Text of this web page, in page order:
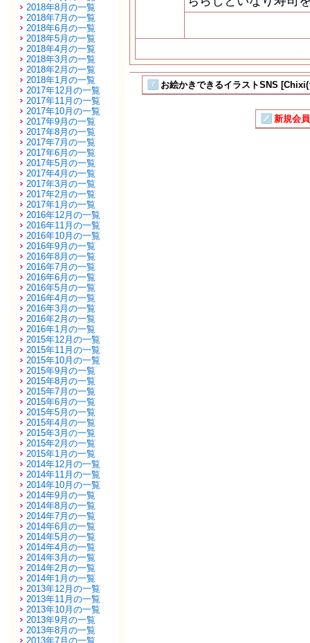
2018年8月の一覧
2018年7月の一覧
2018年6月の一覧
2018年5月の一覧
2018年4月の一覧
2018年3月の一覧
2018年2月の一覧
2018年1月の一覧
2017年12月の一覧
2017年11月の一覧
2017年10月の一覧
2017年9月の一覧
2017年8月の一覧
2017年7月の一覧
2017年6月の一覧
2017年5月の一覧
2017年4月の一覧
2017年3月の一覧
2017年2月の一覧
2017年1月の一覧
2016年12月の一覧
2016年11月の一覧
2016年10月の一覧
2016年9月の一覧
2016年8月の一覧
2016年7月の一覧
2016年6月の一覧
2016年5月の一覧
2016年4月の一覧
2016年3月の一覧
2016年2月の一覧
2016年1月の一覧
2015年12月の一覧
2015年11月の一覧
2015年10月の一覧
2015年9月の一覧
2015年8月の一覧
2015年7月の一覧
2015年6月の一覧
2015年5月の一覧
2015年4月の一覧
2015年3月の一覧
2015年2月の一覧
2015年1月の一覧
2014年12月の一覧
2014年11月の一覧
2014年10月の一覧
2014年9月の一覧
2014年8月の一覧
2014年7月の一覧
2014年6月の一覧
2014年5月の一覧
2014年4月の一覧
2014年3月の一覧
2014年2月の一覧
2014年1月の一覧
2013年12月の一覧
2013年11月の一覧
2013年10月の一覧
2013年9月の一覧
2013年8月の一覧
2013年7月の一覧
お絵かきできるイラストSNS
新規会